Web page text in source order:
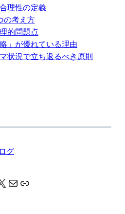
理性の定義
の考え方
的問題点
」が優れている理由
状況で立ち返るべき原則
グ
メール このページの情報をクリップボードにコピーする